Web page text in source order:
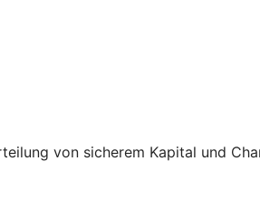
von sicherem Kapital und